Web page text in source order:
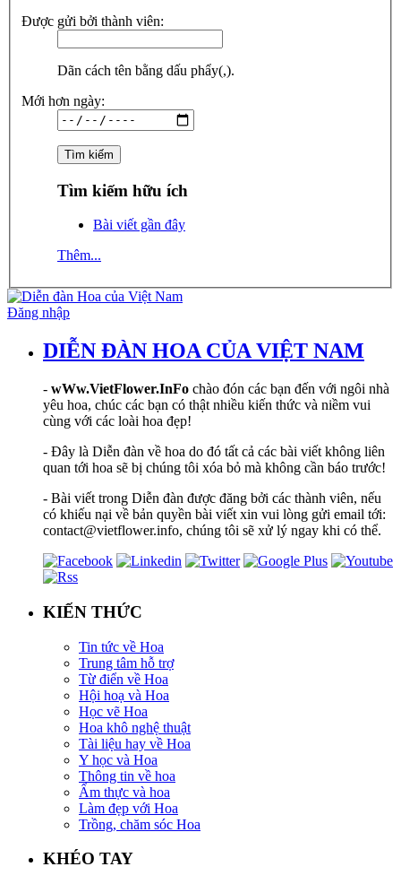
Được gửi bởi thành viên:
Dãn cách tên bằng dấu phẩy(,).
Mới hơn ngày:
Tìm kiếm hữu ích
Bài viết gần đây
Thêm...
Đăng nhập
DIỄN ĐÀN HOA CỦA VIỆT NAM
- wWw.VietFlower.InFo chào đón các bạn đến với ngôi nhà
yêu hoa, chúc các bạn có thật nhiều kiến thức và niềm vui
cùng với các loài hoa đẹp!
- Đây là Diễn đàn về hoa do đó tất cả các bài viết không liên
quan tới hoa sẽ bị chúng tôi xóa bỏ mà không cần báo trước!
- Bài viết trong Diễn đàn được đăng bởi các thành viên, nếu
có khiếu nại về bản quyền bài viết xin vui lòng gửi email tới:
contact@vietflower.info, chúng tôi sẽ xử lý ngay khi có thể.
KIẾN THỨC
Tin tức về Hoa
Trung tâm hỗ trợ
Từ điển về Hoa
Hội hoạ và Hoa
Học vẽ Hoa
Hoa khô nghệ thuật
Tài liệu hay về Hoa
Y học và Hoa
Thông tin về hoa
Ẩm thực và hoa
Làm đẹp với Hoa
Trồng, chăm sóc Hoa
KHÉO TAY